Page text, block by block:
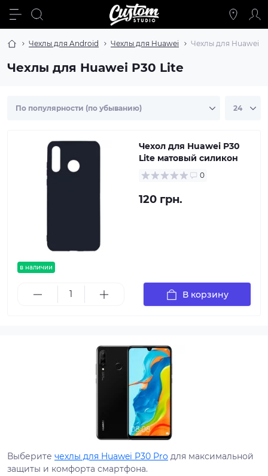
Чехлы для Android Чехлы для Huawei Чехлы для Huawei
Чехлы для Huawei P30 Lite
в наличии
Чехол для Huawei P30
Lite матовый силикон
0
120 грн.
В корзину
Выберите чехлы для Huawei P30 Pro для максимальной
защиты и комфорта смартфона.